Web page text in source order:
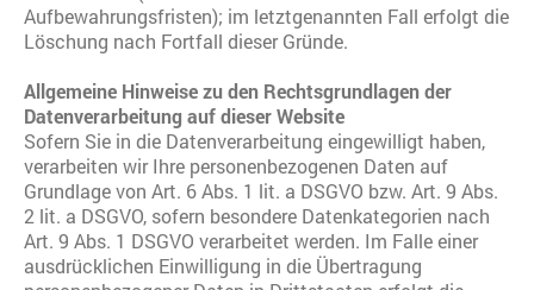
Aufbewahrungsfristen); im letztgenannten Fall erfolgt die
Löschung nach Fortfall dieser Gründe.
Allgemeine Hinweise zu den Rechtsgrundlagen der
Datenverarbeitung auf dieser Website
Sofern Sie in die Datenverarbeitung eingewilligt haben,
verarbeiten wir Ihre personenbezogenen Daten auf
Grundlage von Art. 6 Abs. 1 lit. a DSGVO bzw. Art. 9 Abs.
2 lit. a DSGVO, sofern besondere Datenkategorien nach
Art. 9 Abs. 1 DSGVO verarbeitet werden. Im Falle einer
ausdrücklichen Einwilligung in die Übertragung